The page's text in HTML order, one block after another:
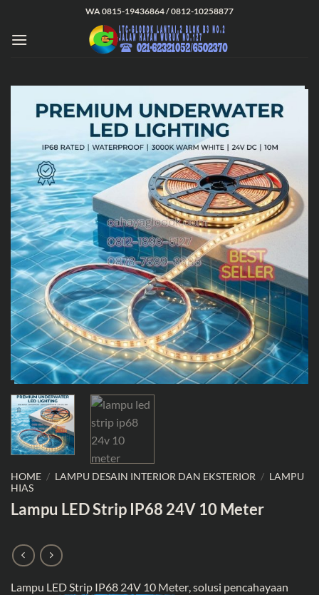
content
WA 0815-19436864 / 0812-10258877
HOME / LAMPU DESAIN INTERIOR DAN EKSTERIOR / LAMPU
HIAS
Lampu LED Strip IP68 24V 10 Meter
Lampu LED Strip IP68 24V 10 Meter, solusi pencahayaan